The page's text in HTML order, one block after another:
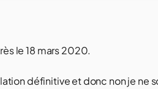
le 18 mars 2020.
définitive et donc non je ne